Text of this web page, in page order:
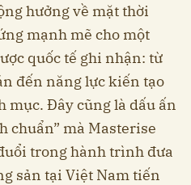
hưởng về mặt thời
mạnh mẽ cho một
quốc tế ghi nhận: từ
đến năng lực kiến tạo
mục. Đây cũng là dấu ấn
chuẩn” mà Masterise
trong hành trình đưa
sản tại Việt Nam tiến